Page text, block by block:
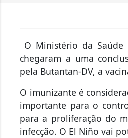
O Ministério da Saúde
chegaram a uma
pela Butantan-DV, a
O imunizante é
importante para o
para a proliferação do
infecção. O El Niño vai